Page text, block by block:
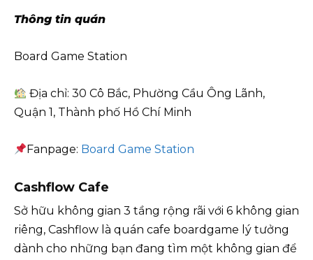
Thông tin quán
Board Game Station
Địa chỉ: 30 Cô Bắc, Phường Cầu Ông Lãnh,
Quận 1, Thành phố Hồ Chí Minh
Fanpage: Board Game Station
Cashflow Cafe
Sở hữu không gian 3 tầng rộng rãi với 6 không gian
riêng, Cashflow là quán cafe boardgame lý tưởng
dành cho những bạn đang tìm một không gian để